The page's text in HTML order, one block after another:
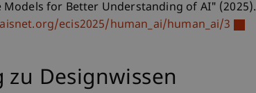
Models for Better Understanding of AI" (2025).
ecis2025/human_ai/human_ai/3
Designwissen